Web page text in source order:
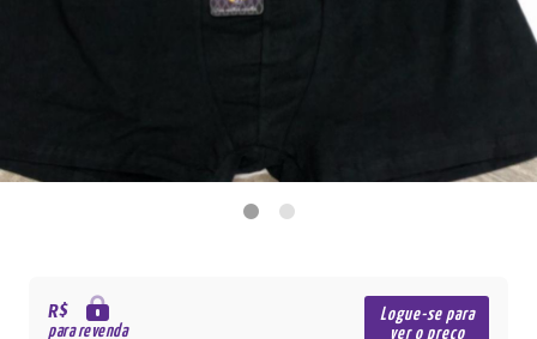
R$
para revenda
Logue-se para
ver o preço